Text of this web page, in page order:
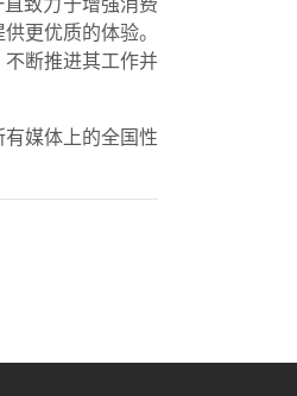
更优质的体验。
断推进其工作并
媒体上的全国性